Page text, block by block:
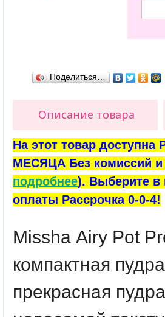
Поделиться…
Описание товара
На этот товар
МЕСЯЦА Без комиссий и
подробнее). Выберите в
оплаты Рассрочка 0-0-4!
Missha Airy Pot
компактная
прекрасная